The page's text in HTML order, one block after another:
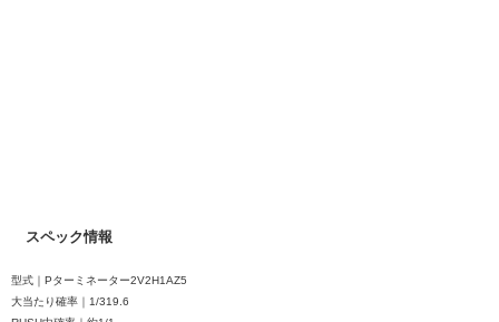
スペック情報
型式｜Pターミネーター2V2H1AZ5
大当たり確率｜1/319.6